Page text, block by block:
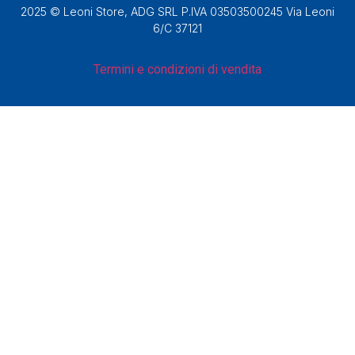
2025 © Leoni Store, ADG SRL P.IVA 03503500245 Via Leoni
6/C 37121
Termini e condizioni di vendita